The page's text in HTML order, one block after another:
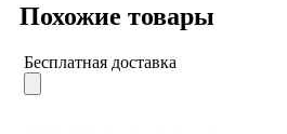
Похожие товары
Бесплатная доставка